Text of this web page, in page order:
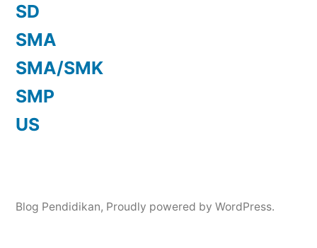
SD
SMA
SMA/SMK
SMP
US
Blog Pendidikan, Proudly powered by WordPress.